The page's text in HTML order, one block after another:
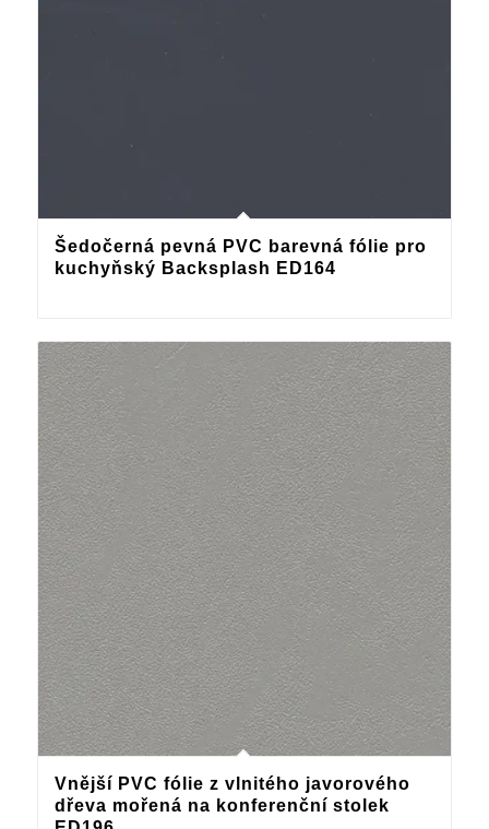
Šedočerná pevná PVC barevná fólie pro
kuchyňský Backsplash ED164
Vnější PVC fólie z vlnitého javorového
dřeva mořená na konferenční stolek